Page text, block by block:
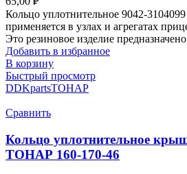
Кольцо уплотнительное 9042-
применяется в узлах и агрегатах
Это резиновое изделие
Добавить в избранное
В корзину
Быстрый просмотр
DDKpartsТОНАР
Сравнить
Кольцо уплотнительное
ТОНАР 160-170-46